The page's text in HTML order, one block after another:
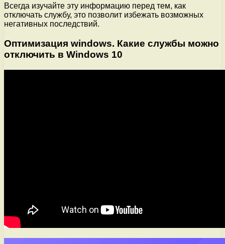
Всегда изучайте эту информацию перед тем, как
отключать службу, это позволит избежать возможных
негативных последствий.
Оптимизация windows. Какие службы можно
отключить в Windows 10